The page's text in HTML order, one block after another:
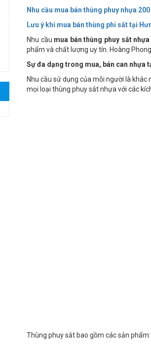
Nhu cầu mua bán thùng phuy nhựa
Lưu ý khi mua bán thùng phi sắt tại
Nhu cầu mua bán thùng phuy sắt nhựa
phẩm và chất lượng uy tín. Hoàng
Sự đa dạng trong mua, bán can nhựa
Nhu cầu sử dụng của mỗi người là
mọi loại thùng phuy sắt nhựa với các
Thùng phuy sắt bao gồm các sản phẩm: